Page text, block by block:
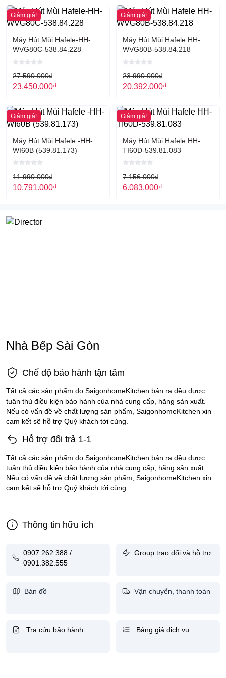
Giảm giá!
Máy Hút Mùi Hafele-HH-
WVG80C-538.84.228
27.590.000₫
23.450.000₫
Giảm giá!
Máy Hút Mùi Hafele HH-
WVG80B-538.84.218
23.990.000₫
20.392.000₫
Giảm giá!
Máy Hút Mùi Hafele -HH-
WI60B (539.81.173)
11.990.000₫
10.791.000₫
Giảm giá!
Máy Hút Mùi Hafele HH-
TI60D-539.81.083
7.156.000₫
6.083.000₫
Nhà Bếp Sài Gòn
Chế độ bảo hành tận tâm
Tất cả các sản phẩm do SaigonhomeKitchen bán ra đều được
tuân thủ điều kiện bảo hành của nhà cung cấp, hãng sản xuất.
Nếu có vấn đề về chất lượng sản phẩm, SaigonhomeKitchen xin
cam kết sẽ hỗ trợ Quý khách tới cùng.
Hỗ trợ đổi trả 1-1
Tất cả các sản phẩm do SaigonhomeKitchen bán ra đều được
tuân thủ điều kiện bảo hành của nhà cung cấp, hãng sản xuất.
Nếu có vấn đề về chất lượng sản phẩm, SaigonhomeKitchen xin
cam kết sẽ hỗ trợ Quý khách tới cùng.
Thông tin hữu ích
0907.262.388 /
0901.382.555
Group trao đổi và hỗ trợ
Bản đồ Vận chuyển, thanh toán
Tra cứu bảo hành Bảng giá dịch vụ